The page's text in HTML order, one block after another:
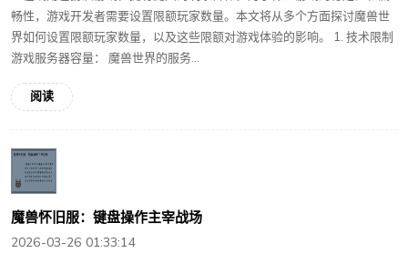
畅性，游戏开发者需要设置限额玩家数量。本文将从多个方面探讨魔兽世
界如何设置限额玩家数量，以及这些限额对游戏体验的影响。 1. 技术限制
游戏服务器容量： 魔兽世界的服务...
阅读
魔兽怀旧服：键盘操作主宰战场
2026-03-26 01:33:14